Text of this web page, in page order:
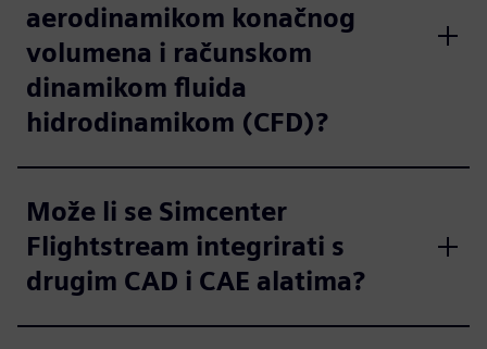
aerodinamikom konačnog
volumena i računskom
dinamikom fluida
hidrodinamikom (CFD)?
Može li se Simcenter
Flightstream integrirati s
drugim CAD i CAE alatima?